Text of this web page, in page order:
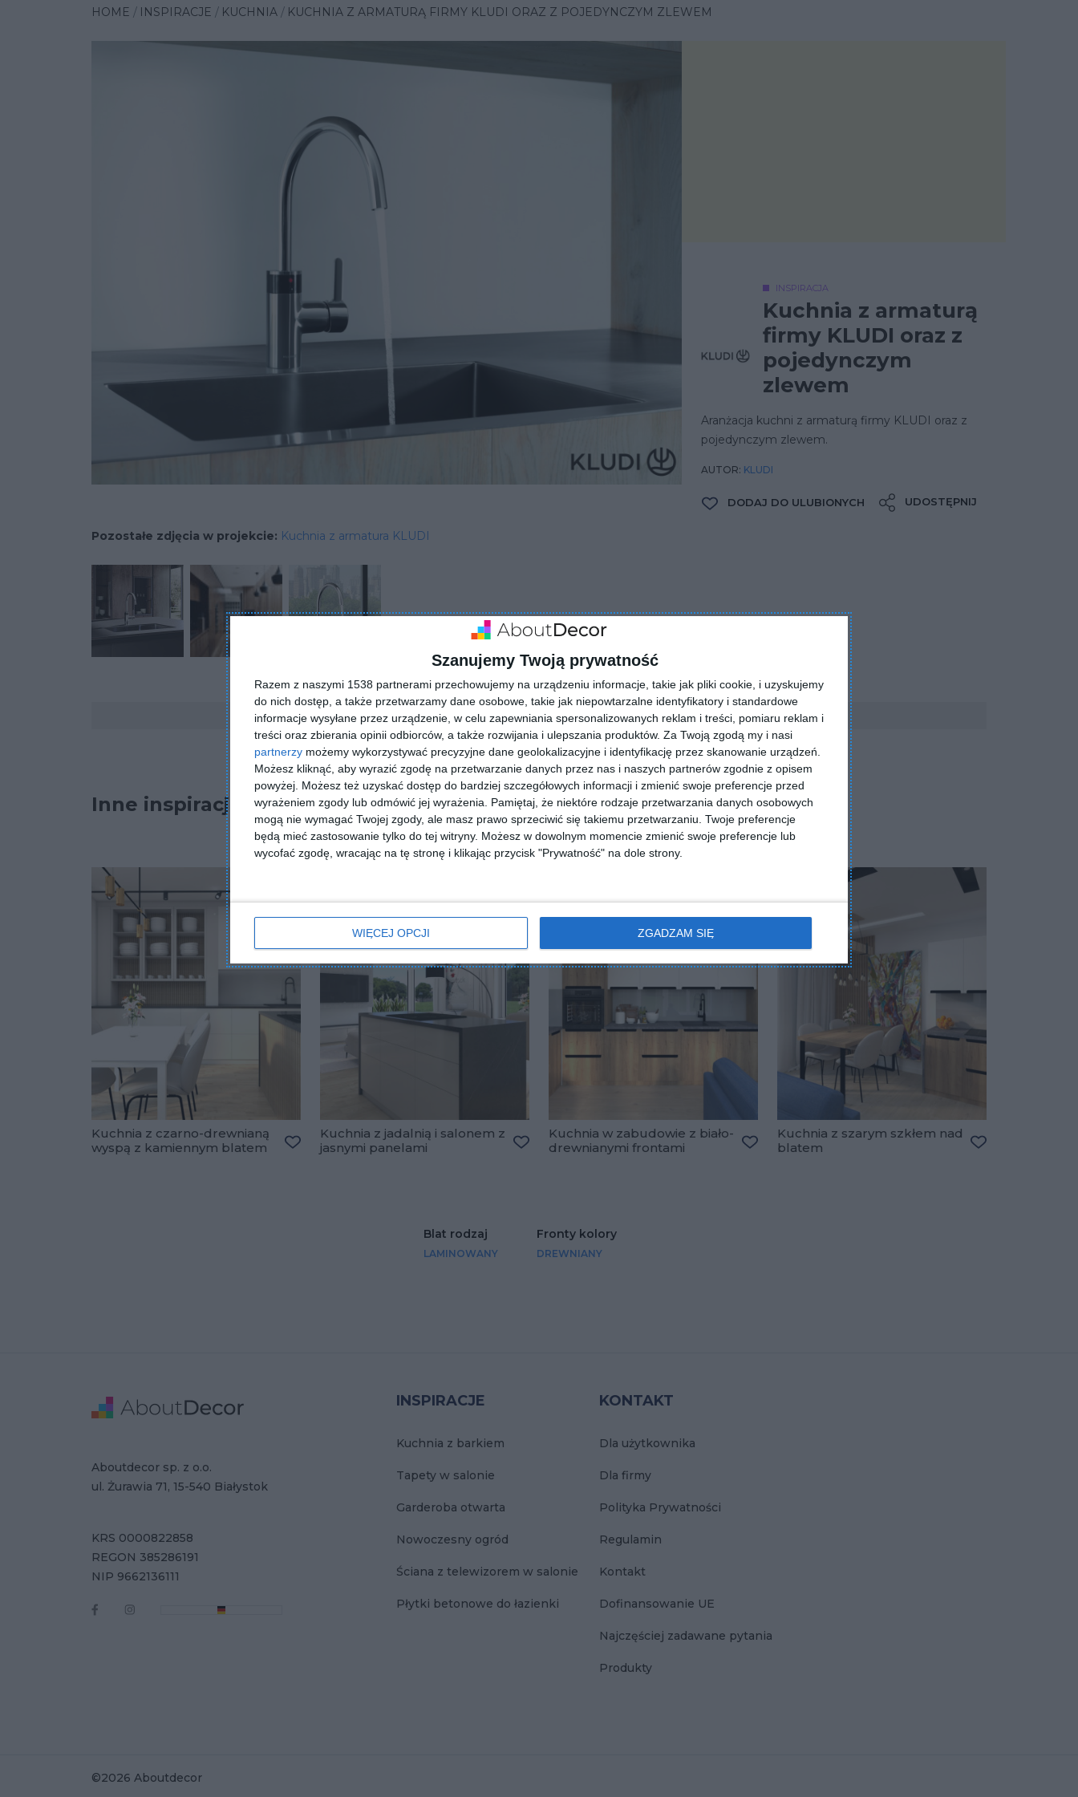
Szanujemy Twoją prywatność
Razem z naszymi 1538 partnerami przechowujemy na urządzeniu informacje, takie jak pliki cookie, i uzyskujemy
do nich dostęp, a także przetwarzamy dane osobowe, takie jak niepowtarzalne identyfikatory i standardowe
informacje wysyłane przez urządzenie, w celu zapewniania spersonalizowanych reklam i treści, pomiaru reklam i
treści oraz zbierania opinii odbiorców, a także rozwijania i ulepszania produktów. Za Twoją zgodą my i nasi
partnerzy możemy wykorzystywać precyzyjne dane geolokalizacyjne i identyfikację przez skanowanie urządzeń.
Możesz kliknąć, aby wyrazić zgodę na przetwarzanie danych przez nas i naszych partnerów zgodnie z opisem
powyżej. Możesz też uzyskać dostęp do bardziej szczegółowych informacji i zmienić swoje preferencje przed
wyrażeniem zgody lub odmówić jej wyrażenia.
Pamiętaj, że niektóre rodzaje przetwarzania danych osobowych
mogą nie wymagać Twojej zgody, ale masz prawo sprzeciwić się takiemu przetwarzaniu. Twoje preferencje
będą mieć zastosowanie tylko do tej witryny. Możesz w dowolnym momencie zmienić swoje preferencje lub
wycofać zgodę, wracając na tę stronę i klikając przycisk "Prywatność" na dole strony.
WIĘCEJ OPCJI ZGADZAM SIĘ
HOME INSPIRACJE KUCHNIA KUCHNIA Z ARMATURĄ FIRMY KLUDI ORAZ Z POJEDYNCZYM ZLEWEM
INSPIRACJA
Kuchnia z armaturą
firmy KLUDI oraz z
pojedynczym
zlewem
Aranżacja kuchni z armaturą firmy KLUDI oraz z
pojedynczym zlewem.
AUTOR: KLUDI
DODAJ DO ULUBIONYCH UDOSTĘPNIJ
Pozostałe zdjęcia w projekcie: Kuchnia z armatura KLUDI
ZADAJ PYTANIE
Inne inspiracje
Kuchnia z czarno-drewnianą
wyspą z kamiennym blatem
Kuchnia z jadalnią i salonem z
jasnymi panelami
Kuchnia w zabudowie z biało-
drewnianymi frontami
Kuchnia z szarym szkłem nad
blatem
Blat rodzaj
LAMINOWANY
Fronty kolory
DREWNIANY
INSPIRACJE
Kuchnia z barkiem
Tapety w salonie
Garderoba otwarta
Nowoczesny ogród
Ściana z telewizorem w salonie
Płytki betonowe do łazienki
KONTAKT
Dla użytkownika
Dla firmy
Polityka Prywatności
Regulamin
Kontakt
Dofinansowanie UE
Najczęściej zadawane pytania
Produkty
Adres
Aboutdecor sp. z o.o.
ul. Żurawia 71, 15-540 Białystok
Dane Firmy
KRS 0000822858
REGON 385286191
NIP 9662136111
©2026 Aboutdecor